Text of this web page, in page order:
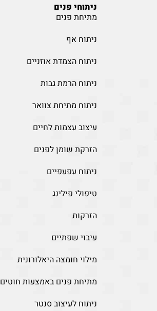
ניתוחי פנים
מתיחת פנים
ניתוח אף
ניתוח הצמדת אוזניים
ניתוח הרמת גבות
ניתוח מתיחת צוואר
עיצוב עצמות לחיים
הזרקת שומן לפנים
ניתוח עפעפיים
טיפולי פילינג
הזרקות
עיבוי שפתיים
מילוי חומצה היאלורונית
מתיחת פנים באמצעות חוטים
ניתוח לעיצוב סנטר